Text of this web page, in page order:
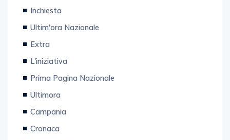
Inchiesta
Ultim'ora Nazionale
Extra
L'iniziativa
Prima Pagina Nazionale
Ultimora
Campania
Cronaca